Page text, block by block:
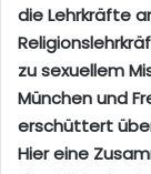
die Lehrkräfte
zu sexuellem
München und
erschüttert
Hier eine